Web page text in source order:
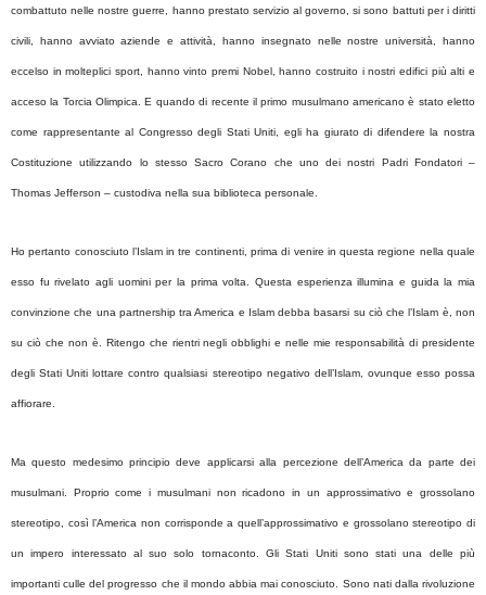
combattuto nelle nostre guerre, hanno prestato servizio al governo, si sono battuti per i diritti
civili, hanno avviato aziende e attività, hanno insegnato nelle nostre università, hanno
eccelso in molteplici sport, hanno vinto premi Nobel, hanno costruito i nostri edifici più alti e
acceso la Torcia Olimpica. E quando di recente il primo musulmano americano è stato eletto
come rappresentante al Congresso degli Stati Uniti, egli ha giurato di difendere la nostra
Costituzione utilizzando lo stesso Sacro Corano che uno dei nostri Padri Fondatori –
Thomas Jefferson – custodiva nella sua biblioteca personale.
Ho pertanto conosciuto l’Islam in tre continenti, prima di venire in questa regione nella quale
esso fu rivelato agli uomini per la prima volta. Questa esperienza illumina e guida la mia
convinzione che una partnership tra America e Islam debba basarsi su ciò che l’Islam è, non
su ciò che non è. Ritengo che rientri negli obblighi e nelle mie responsabilità di presidente
degli Stati Uniti lottare contro qualsiasi stereotipo negativo dell’Islam, ovunque esso possa
affiorare.
Ma questo medesimo principio deve applicarsi alla percezione dell’America da parte dei
musulmani. Proprio come i musulmani non ricadono in un approssimativo e grossolano
stereotipo, così l’America non corrisponde a quell’approssimativo e grossolano stereotipo di
un impero interessato al suo solo tornaconto. Gli Stati Uniti sono stati una delle più
importanti culle del progresso che il mondo abbia mai conosciuto. Sono nati dalla rivoluzione